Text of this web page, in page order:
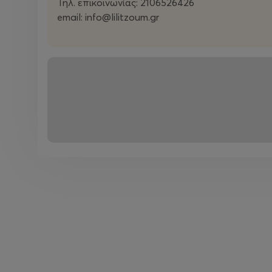
Τηλ. επικοινωνίας: 2106526426
email: info@lilitzoum.gr